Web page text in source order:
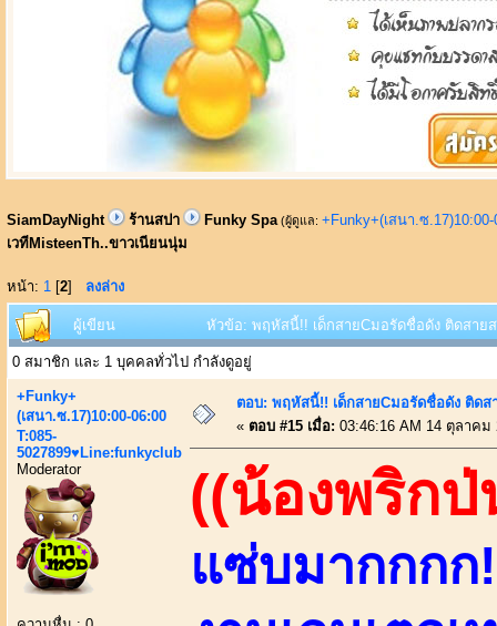
SiamDayNight ร้านสปา Funky Spa (ผู้ดูแล: +Funky+(เสนา.ซ
เวทีMisteenTh..ขาวเนียนนุ่ม
หน้า: 1 [2] ลงล่าง
ผู้เขียน หัวข้อ: พฤหัสนี้!! เด็กสายCมอรัดชื่อดัง ติดสาย
0 สมาชิก และ 1 บุคคลทั่วไป กำลังดูอยู่
+Funky+
(เสนา.ซ.17)10:00-06:00
T:085-
5027899♥Line:funkyclub
Moderator
ตอบ: พฤหัสนี้!! เด็กสายCมอรัดชื่อดัง ติดส
« ตอบ #15 เมื่อ: 03:46:16 AM 14 ตุลาคม
((น้องพริกป่
แซ่บมากกกก